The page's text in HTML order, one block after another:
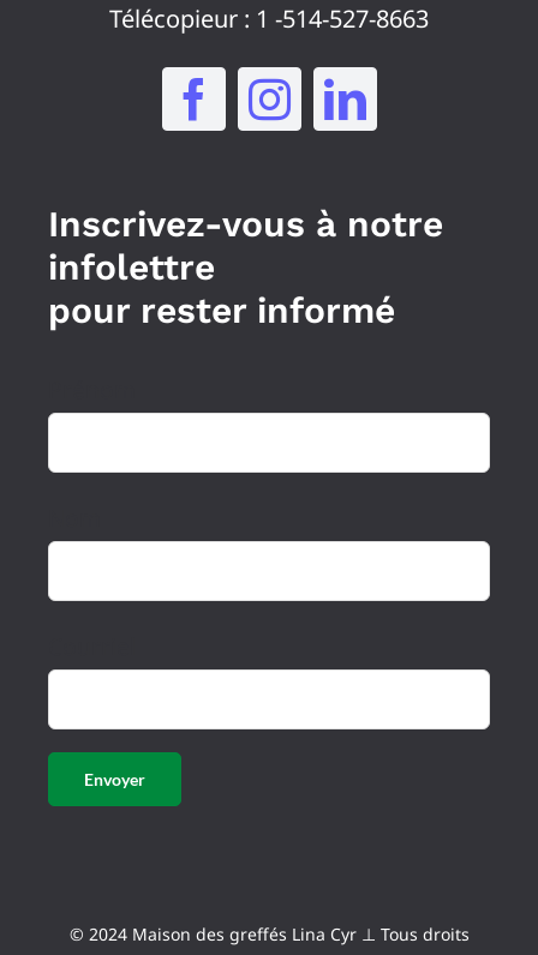
Télécopieur : 1 -514-527-8663
Inscrivez-vous à notre
infolettre
pour rester informé
© 2024 Maison des greffés Lina Cyr ⊥ Tous droits